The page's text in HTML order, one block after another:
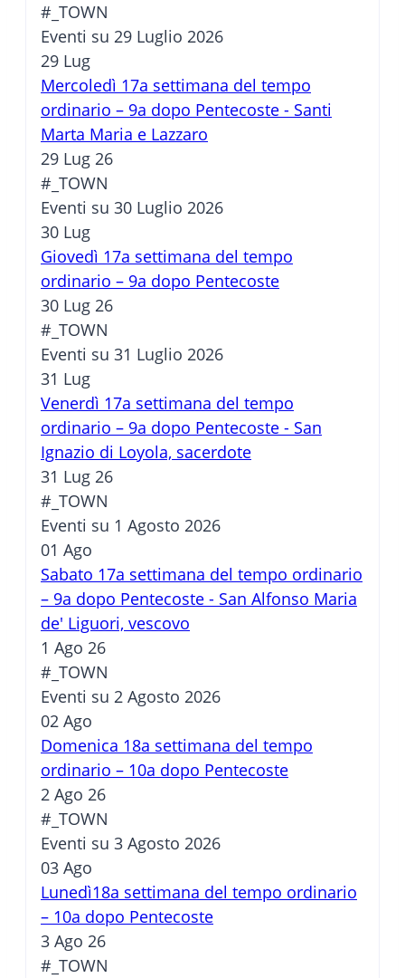
#_TOWN
Eventi su 29 Luglio 2026
29 Lug
Mercoledì 17a settimana del tempo
ordinario – 9a dopo Pentecoste - Santi
Marta Maria e Lazzaro
29 Lug 26
#_TOWN
Eventi su 30 Luglio 2026
30 Lug
Giovedì 17a settimana del tempo
ordinario – 9a dopo Pentecoste
30 Lug 26
#_TOWN
Eventi su 31 Luglio 2026
31 Lug
Venerdì 17a settimana del tempo
ordinario – 9a dopo Pentecoste - San
Ignazio di Loyola, sacerdote
31 Lug 26
#_TOWN
Eventi su 1 Agosto 2026
01 Ago
Sabato 17a settimana del tempo ordinario
– 9a dopo Pentecoste - San Alfonso Maria
de' Liguori, vescovo
1 Ago 26
#_TOWN
Eventi su 2 Agosto 2026
02 Ago
Domenica 18a settimana del tempo
ordinario – 10a dopo Pentecoste
2 Ago 26
#_TOWN
Eventi su 3 Agosto 2026
03 Ago
Lunedì18a settimana del tempo ordinario
– 10a dopo Pentecoste
3 Ago 26
#_TOWN